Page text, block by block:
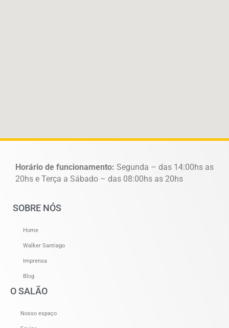
Horário de funcionamento: Segunda – das 14:00hs as
20hs e Terça a Sábado – das 08:00hs as 20hs
SOBRE NÓS
Home
Walker Santiago
Imprensa
Blog
O SALÃO
Nosso espaço